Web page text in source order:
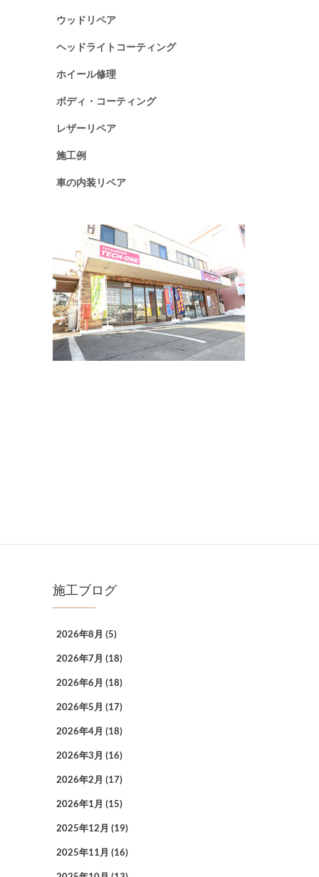
ウッドリペア
ヘッドライトコーティング
ホイール修理
ボディ・コーティング
レザーリペア
施工例
車の内装リペア
施工ブログ
2026年8月 (5)
2026年7月 (18)
2026年6月 (18)
2026年5月 (17)
2026年4月 (18)
2026年3月 (16)
2026年2月 (17)
2026年1月 (15)
2025年12月 (19)
2025年11月 (16)